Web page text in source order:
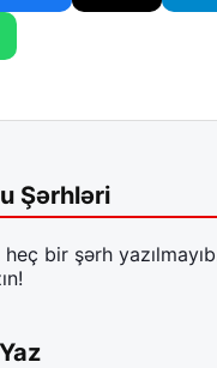
Şərhləri
bir şərh